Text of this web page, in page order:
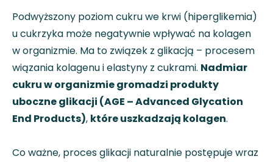
Podwyższony poziom cukru we krwi (hiperglikemia)
u cukrzyka może negatywnie wpływać na kolagen
w organizmie. Ma to związek z glikacją – procesem
wiązania kolagenu i elastyny z cukrami. Nadmiar
cukru w organizmie gromadzi produkty
uboczne glikacji (AGE – Advanced Glycation
End Products), które uszkadzają kolagen.
Co ważne, proces glikacji naturalnie postępuje wraz